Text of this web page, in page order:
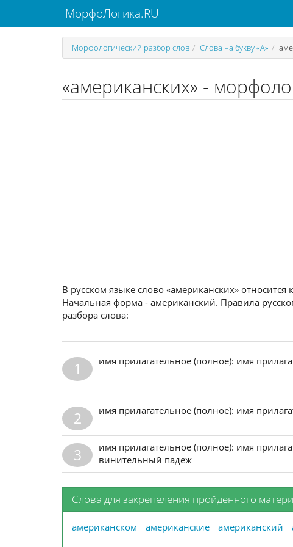
МорфоЛогика.RU
Морфологический разбор слов Слова на букву «А»
«американских» -
В русском языке слово «американских»
Начальная форма - американский. Правила
разбора слова:
1 имя прилагательное (полное): имя
2 имя прилагательное (полное): имя
3
имя прилагательное (полное): имя
винительный падеж
Слова для закрепеления пройденного
американском американские американский